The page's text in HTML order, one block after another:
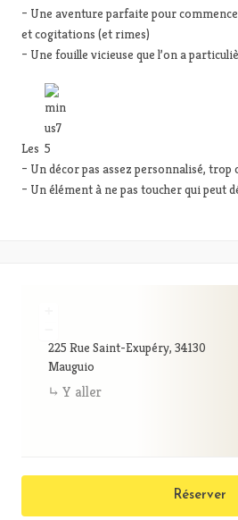
– Une aventure parfaite pour
et cogitations (et rimes)
– Une fouille vicieuse que l’on a
Les
– Un décor pas assez personnalisé, trop
– Un élément à ne pas toucher qui peut
225 Rue Saint-Exupéry, 34130
Mauguio
Y aller
Réserver